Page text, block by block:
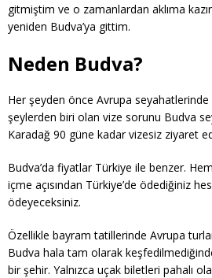
gitmiştim ve o zamanlardan aklıma
yeniden Budva’ya gittim.
Neden Budva?
Her şeyden önce Avrupa
şeylerden biri olan vize sorunu Budva
Karadağ 90 güne kadar vizesiz ziyaret
Budva’da fiyatlar Türkiye ile benzer.
içme açısından Türkiye’de ödediğiniz
ödeyeceksiniz.
Özellikle bayram tatillerinde Avrupa
Budva hala tam olarak
bir şehir. Yalnızca uçak biletleri pahalı